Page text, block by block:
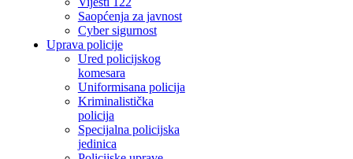
Saopćenja za javnost
Cyber sigurnost
Uprava policije
Ured policijskog
komesara
Uniformisana policija
Kriminalistička
policija
Specijalna policijska
jedinica